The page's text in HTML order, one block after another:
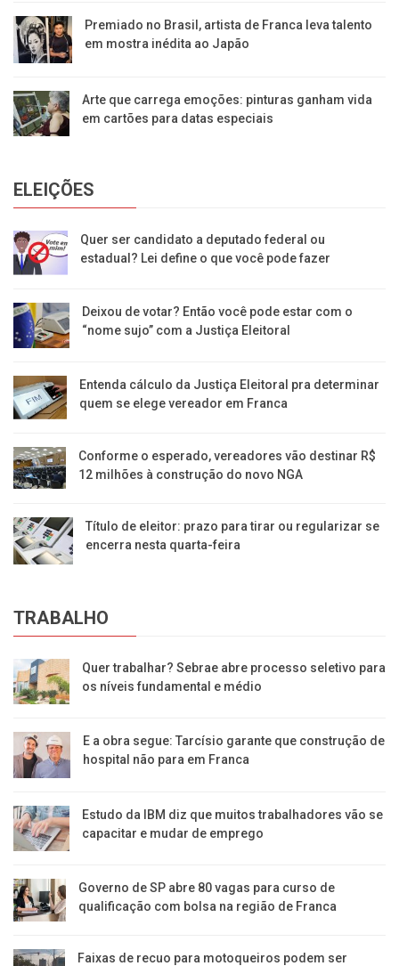
Premiado no Brasil, artista de Franca leva talento
em mostra inédita ao Japão
Arte que carrega emoções: pinturas ganham vida
em cartões para datas especiais
ELEIÇÕES
Quer ser candidato a deputado federal ou
estadual? Lei define o que você pode fazer
Deixou de votar? Então você pode estar com o
“nome sujo” com a Justiça Eleitoral
Entenda cálculo da Justiça Eleitoral pra determinar
quem se elege vereador em Franca
Conforme o esperado, vereadores vão destinar R$
12 milhões à construção do novo NGA
Título de eleitor: prazo para tirar ou regularizar se
encerra nesta quarta-feira
TRABALHO
Quer trabalhar? Sebrae abre processo seletivo para
os níveis fundamental e médio
E a obra segue: Tarcísio garante que construção de
hospital não para em Franca
Estudo da IBM diz que muitos trabalhadores vão se
capacitar e mudar de emprego
Governo de SP abre 80 vagas para curso de
qualificação com bolsa na região de Franca
Faixas de recuo para motoqueiros podem ser